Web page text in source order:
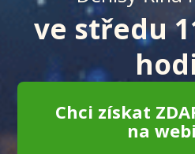
ve středu
Chci získat
na